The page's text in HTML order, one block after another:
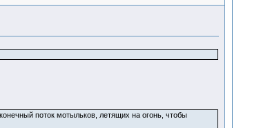
поток мотыльков, летящих на огонь, чтобы